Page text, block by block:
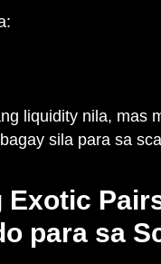
liquidity nila, mas
sila para sa
Exotic
para sa